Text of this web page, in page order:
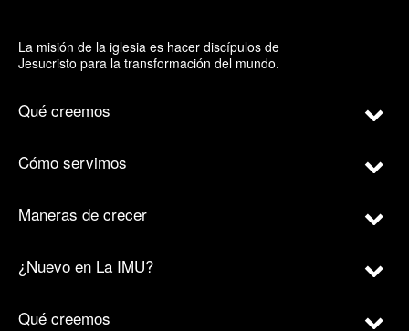
La misión de la iglesia es hacer discípulos de
Jesucristo para la transformación del mundo.
Qué creemos
Cómo servimos
Maneras de crecer
¿Nuevo en La IMU?
Qué creemos